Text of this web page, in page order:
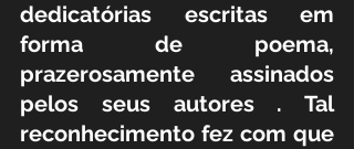
dedicatórias escritas em
forma de poema,
prazerosamente assinados
pelos seus autores . Tal
reconhecimento fez com que